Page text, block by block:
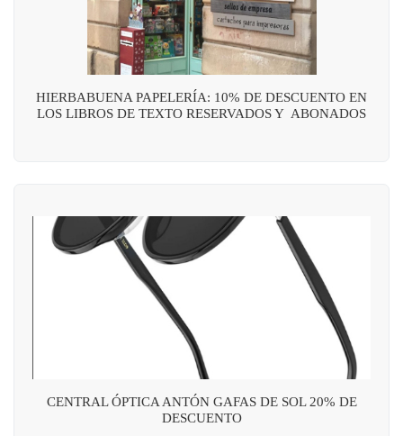
HIERBABUENA PAPELERÍA: 10% DE DESCUENTO EN
LOS LIBROS DE TEXTO RESERVADOS Y ABONADOS
CENTRAL ÓPTICA ANTÓN GAFAS DE SOL 20% DE
DESCUENTO